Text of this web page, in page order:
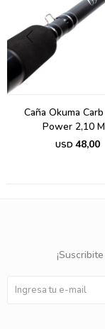
Caña Okuma
Power 2,10
USD 48,00